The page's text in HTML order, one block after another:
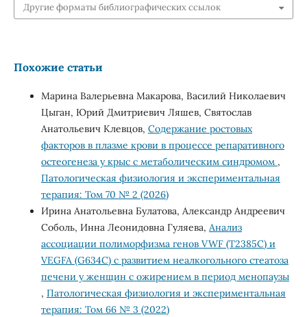
Другие форматы библиографических ссылок
Похожие статьи
Марина Валерьевна Макарова, Василий Николаевич
Цыган, Юрий Дмитриевич Ляшев, Святослав
Анатольевич Клевцов, Содержание ростовых
факторов в плазме крови в процессе репаративного
остеогенеза у крыс с метаболическим синдромом ,
Патологическая физиология и экспериментальная
терапия: Том 70 № 2 (2026)
Ирина Анатольевна Булатова, Александр Андреевич
Соболь, Инна Леонидовна Гуляева, Анализ
ассоциации полиморфизма генов VWF (T2385C) и
VEGFA (G634С) с развитием неалкогольного стеатоза
печени у женщин с ожирением в период менопаузы
, Патологическая физиология и экспериментальная
терапия: Том 66 № 3 (2022)